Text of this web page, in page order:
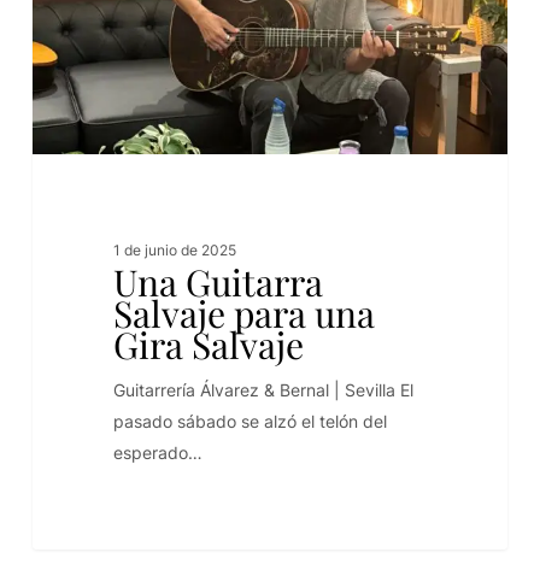
1 de junio de 2025
Una Guitarra
Salvaje para una
Gira Salvaje
Guitarrería Álvarez & Bernal | Sevilla El
pasado sábado se alzó el telón del
esperado…